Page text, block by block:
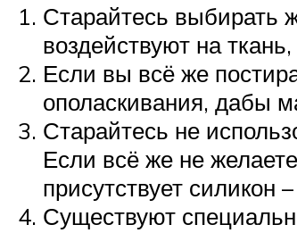
Старайтесь выбирать
воздействуют на
Если вы всё же
ополаскивания, дабы
Старайтесь не
Если всё же не
присутствует силикон
Существуют